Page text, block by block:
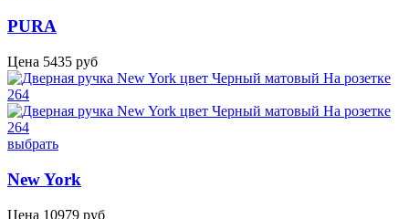
PURA
Цена 5435 руб
выбрать
New York
Цена 10979 руб